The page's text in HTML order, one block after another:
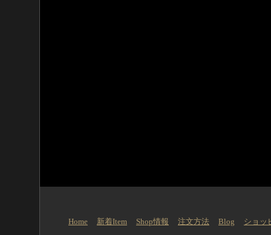
Home 新着Item Shop情報 注文方法 Blog
ショッ